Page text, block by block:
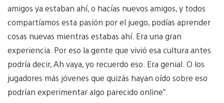
amigos ya estaban ahí, o hacías nuevos amigos, y todos
compartíamos esta pasión por el juego, podías aprender
cosas nuevas mientras estabas ahí. Era una gran
experiencia. Por eso la gente que vivió esa cultura antes
podría decir, Ah vaya, yo recuerdo eso. Era genial. O los
jugadores más jóvenes que quizás hayan oído sobre eso
podrían experimentar algo parecido online”.